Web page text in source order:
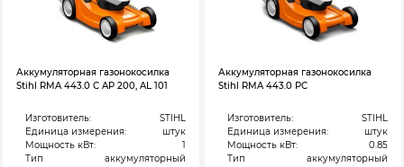
Аккумуляторная газонокосилка
Stihl RMA 443.0 C AP 200, AL 101
Изготовитель:
STIHL
Единица измерения:
штук
Мощность кВт:
1
Тип
аккумуляторный
Аккумуляторная газонокосилка
Stihl RMA 443.0 PC
Изготовитель:
STIHL
Единица измерения:
штук
Мощность кВт:
0.85
Тип
аккумуляторный